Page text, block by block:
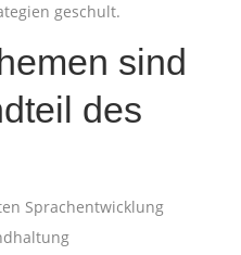
geschult.
sind
des
Sprachentwicklung